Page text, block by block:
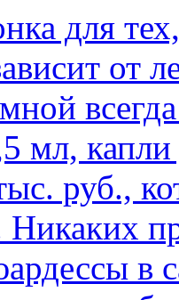
для
от
мл,
руб.,
Никаких
в